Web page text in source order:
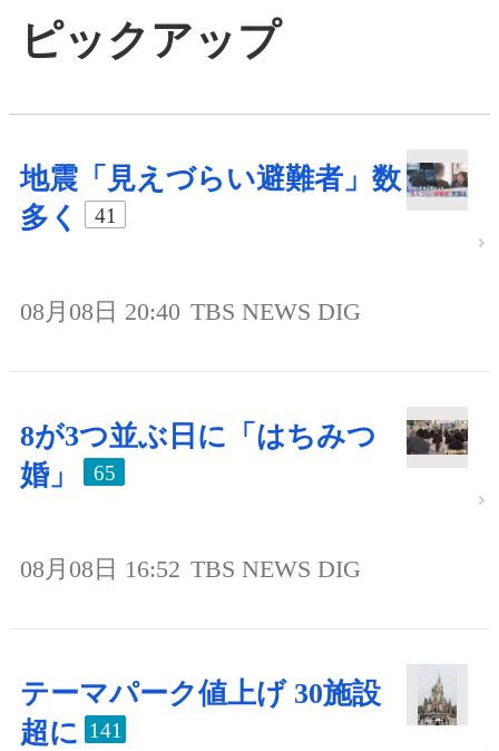
ピックアップ
地震「見えづらい避難者」数
多く
41
08月08日 20:40 TBS NEWS DIG
8が3つ並ぶ日に「はちみつ
婚」
65
08月08日 16:52 TBS NEWS DIG
テーマパーク値上げ 30施設
超に 141